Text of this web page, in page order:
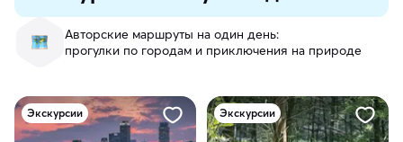
Авторские маршруты на один день:
прогулки по городам и приключения на природе
Экскурсии Экскурсии